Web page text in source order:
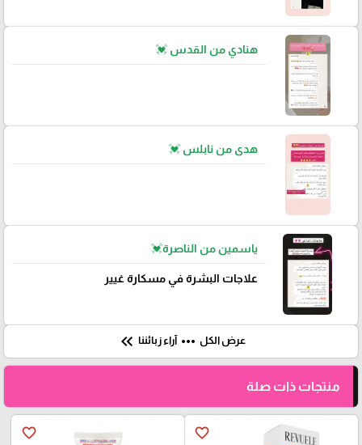
هنادي من القدس 💓
هدى من نابلس 💓
ياسمين من الناصرة💓
علاجات البشرة في مسكارة غيير
عرض الكل more_horiz آراء زبائننا keyboard_double_arrow_left
منتجات ذات صلة
favorite_border
favorite_border